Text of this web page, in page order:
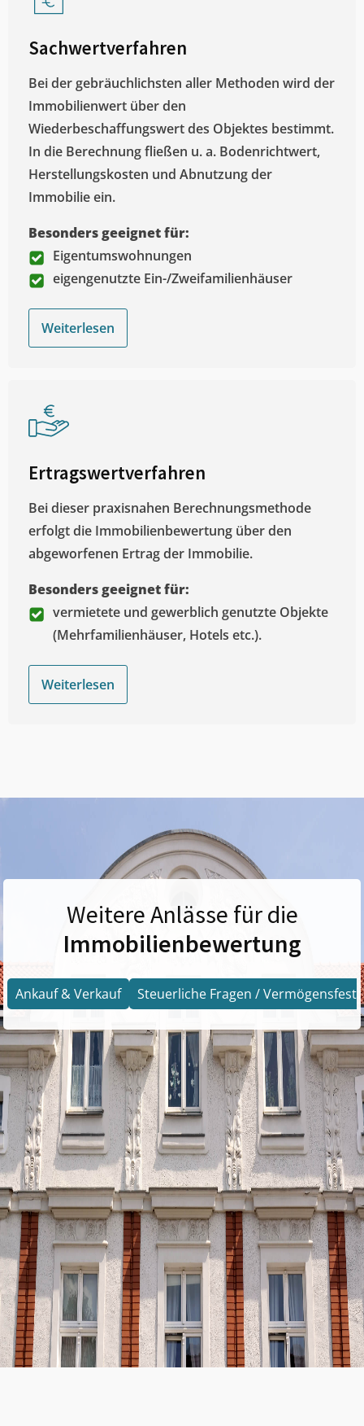
Sachwertverfahren
Bei der gebräuchlichsten aller Methoden wird der
Immobilienwert über den
Wiederbeschaffungswert des Objektes bestimmt.
In die Berechnung fließen u. a. Bodenrichtwert,
Herstellungskosten und Abnutzung der
Immobilie ein.
Besonders geeignet für:
Eigentumswohnungen
eigengenutzte Ein-/Zweifamilienhäuser
Weiterlesen
Ertragswertverfahren
Bei dieser praxisnahen Berechnungsmethode
erfolgt die Immobilienbewertung über den
abgeworfenen Ertrag der Immobilie.
Besonders geeignet für:
vermietete und gewerblich genutzte Objekte
(Mehrfamilienhäuser, Hotels etc.).
Weiterlesen
Weitere Anlässe für die
Immobilienbewertung
Ankauf & Verkauf Steuerliche Fragen /